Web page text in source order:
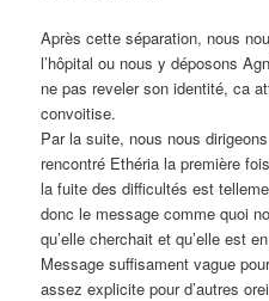
Après cette séparation, nous
l’hôpital ou nous y déposons
ne pas reveler son identité, ca
convoitise.
Par la suite, nous nous
rencontré Ethéria la première
la fuite des difficultés est
donc le message comme quoi
qu’elle cherchait et qu’elle est
Message suffisament vague
assez explicite pour d’autres